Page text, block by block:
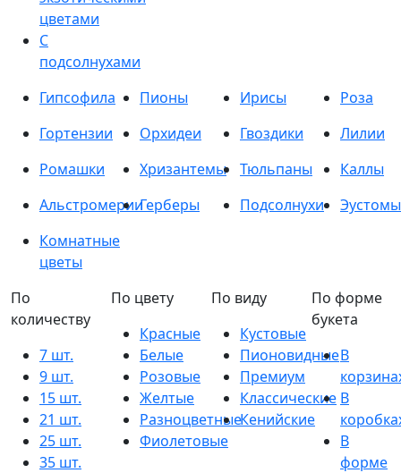
цветами
С
подсолнухами
Гипсофила Пионы Ирисы
Роза
Гортензии
Орхидеи Гвоздики
Лилии
Ромашки
Хризантемы Тюльпаны
Каллы
АльстромерииГерберы Подсолнухи
Эустомы
Комнатные
цветы
По
количеству
7 шт.
9 шт.
15 шт.
21 шт.
25 шт.
35 шт.
По цвету
Красные
Белые
Розовые
Желтые
Разноцветные
Фиолетовые
По виду
Кустовые
Пионовидные
Премиум
Классические
Кенийские
По форме
букета
В
В
В
форме